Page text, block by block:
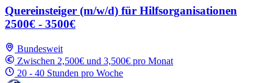
Quereinsteiger (m/w/d) für Hilfsorganisationen
2500€ - 3500€
Bundesweit
Zwischen 2,500€ und 3,500€ pro Monat
20 - 40 Stunden pro Woche